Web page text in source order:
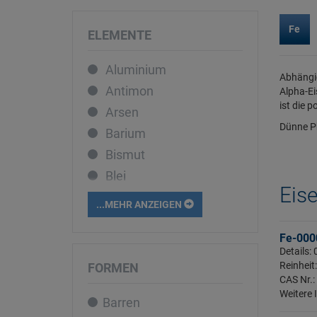
ELEMENTE
Aluminium
Antimon
Arsen
Barium
Bismut
Blei
Cadmium
Calcium
Chrom
...MEHR ANZEIGEN
FORMEN
Barren
Fe
Alpha-
ist die
Dünne
Fe-
Details:
CAS
Weitere